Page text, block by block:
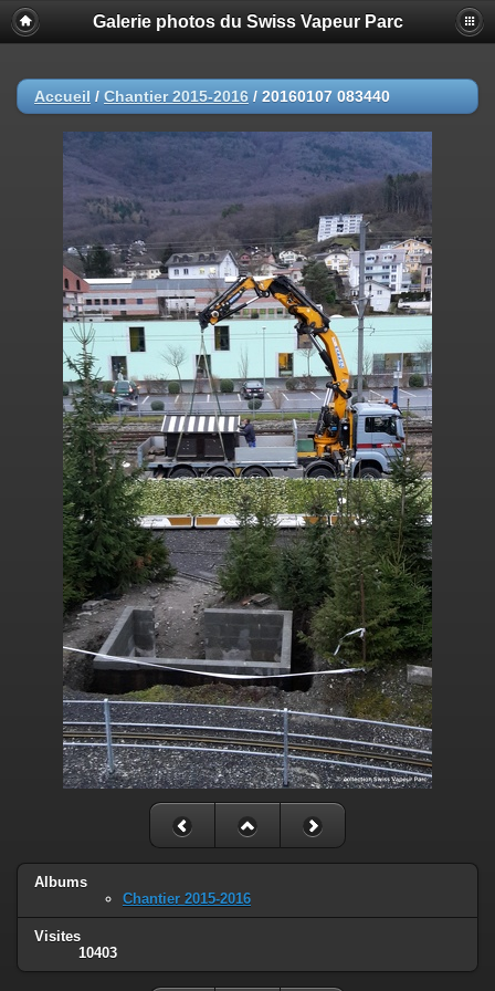
Galerie photos du Swiss Vapeur Parc
Accueil / Chantier 2015-2016 / 20160107 083440
Albums
Chantier 2015-2016
Visites
10403